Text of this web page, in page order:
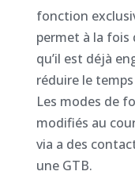
fonction
permet à la fois
qu’il est déjà
réduire le
Les modes de
modifiés au
via a des
une GTB.